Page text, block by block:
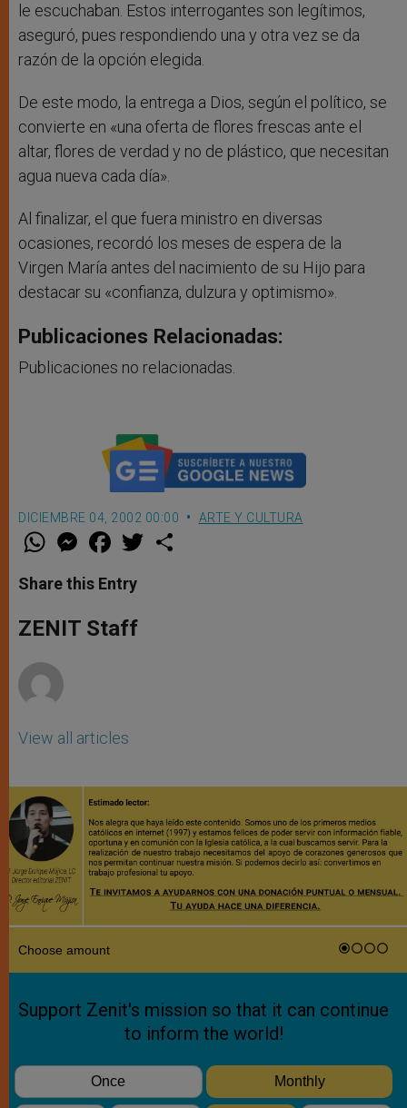
le escuchaban. Estos interrogantes son legítimos,
aseguró, pues respondiendo una y otra vez se da
razón de la opción elegida.
De este modo, la entrega a Dios, según el político, se
convierte en «una oferta de flores frescas ante el
altar, flores de verdad y no de plástico, que necesitan
agua nueva cada día».
Al finalizar, el que fuera ministro en diversas
ocasiones, recordó los meses de espera de la
Virgen María antes del nacimiento de su Hijo para
destacar su «confianza, dulzura y optimismo».
Publicaciones Relacionadas:
Publicaciones no relacionadas.
DICIEMBRE 04, 2002 00:00 ARTE Y CULTURA
W
t
s
p
p
M
e
s
e
g
e
F
a
e
b
o
k
w
Share this Entry
ZENIT Staff
View all articles